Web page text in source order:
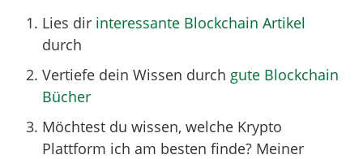
Lies dir interessante Blockchain Artikel
durch
Vertiefe dein Wissen durch gute Blockchain
Bücher
Möchtest du wissen, welche Krypto
Plattform ich am besten finde? Meiner